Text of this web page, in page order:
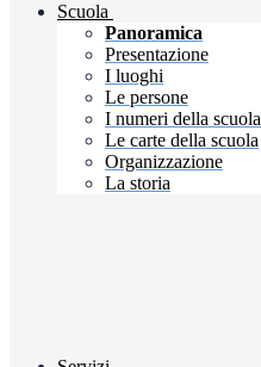
Scuola
Panoramica
Presentazione
I luoghi
Le persone
I numeri della scuola
Le carte della scuola
Organizzazione
La storia